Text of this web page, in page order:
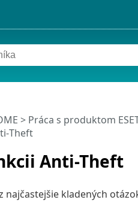
Anti-Theft
> Práca s produktom
kladených